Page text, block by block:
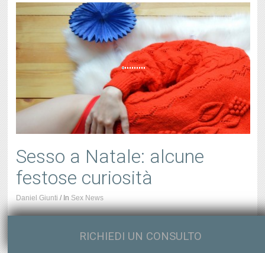
Sesso a Natale: alcune
festose curiosità
Daniel Giunti / InSex News
regali non dobbiamo dimenticare di ritagliarci un po’ di
RICHIEDI UN CONSULTO